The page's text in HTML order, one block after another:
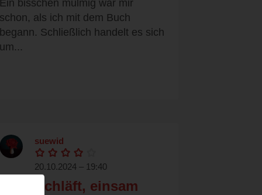
Ein bisschen mulmig war mir
schon, als ich mit dem Buch
begann. Schließlich handelt es sich
um...
suewid
20.10.2024 – 19:40
Alles schläft, einsam